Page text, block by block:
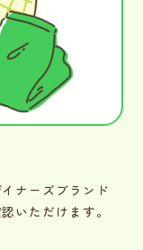
ナーズブランド
いただけます。